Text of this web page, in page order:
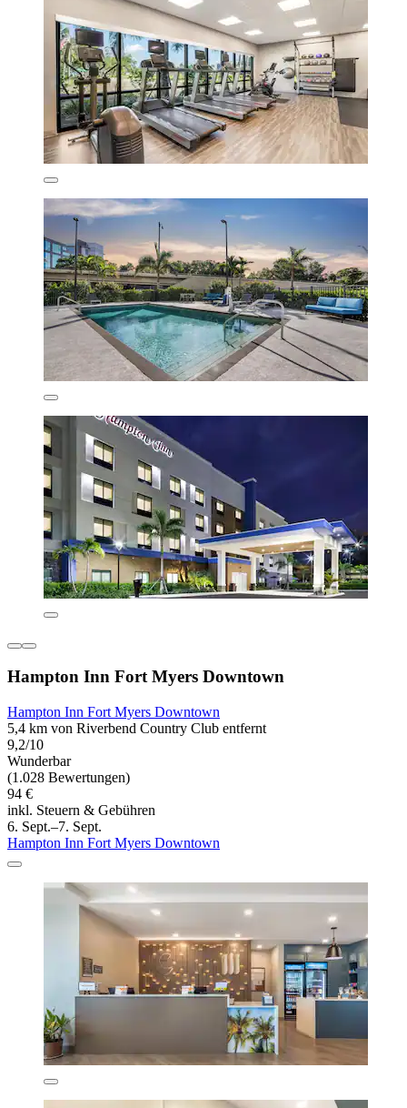
Hampton Inn Fort Myers Downtown
Hampton Inn Fort Myers Downtown
5,4 km von Riverbend Country Club entfernt
9,2/10
Wunderbar
(1.028 Bewertungen)
94 €
inkl. Steuern & Gebühren
6. Sept.–7. Sept.
Hampton Inn Fort Myers Downtown